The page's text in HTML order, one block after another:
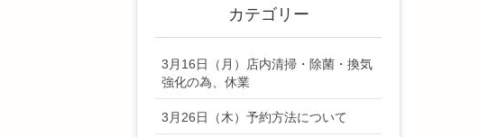
カテゴリー
3月16日（月）店内清掃・除菌・換気
強化の為、休業
3月26日（木）予約方法について